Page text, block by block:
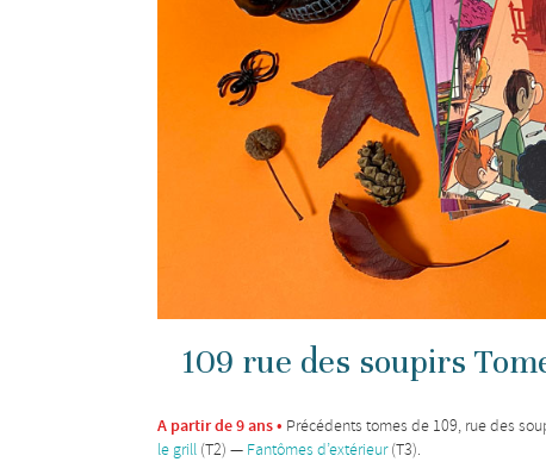
109 rue des soupirs
A partir de 9 ans • Précédents tomes de 109, rue des
le grill (T2) — Fantômes d’extérieur(T3).